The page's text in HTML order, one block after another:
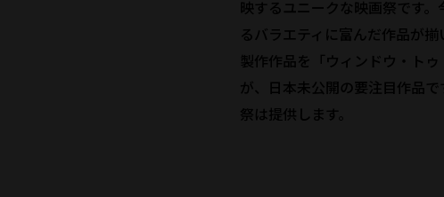
映するユニークな映画祭です
るバラエティに富んだ作品が
製作作品を「ウィンドウ・ト
が、日本未公開の要注目作品
祭は提供します。